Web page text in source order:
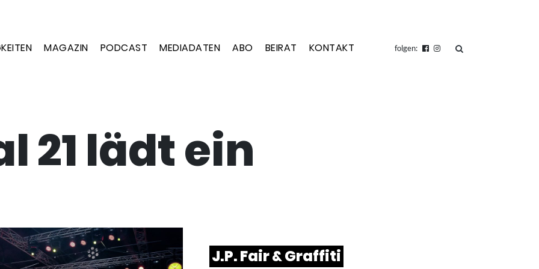
MAGAZIN PODCAST MEDIADATEN ABO BEIRAT KONTAKT folgen: suchen
21 lädt ein
J.P. Fair & Graffiti